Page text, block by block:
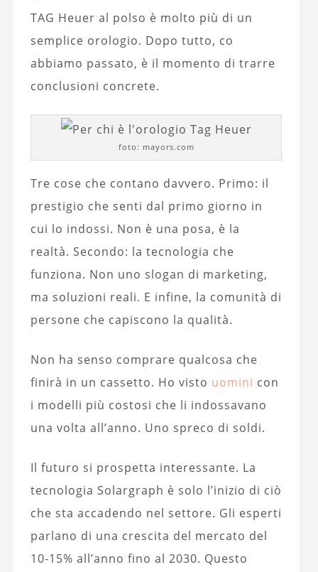
TAG Heuer al polso è molto più di un
semplice orologio. Dopo tutto, co
abbiamo passato, è il momento di trarre
conclusioni concrete.
foto: mayors.com
Tre cose che contano davvero. Primo: il
prestigio che senti dal primo giorno in
cui lo indossi. Non è una posa, è la
realtà. Secondo: la tecnologia che
funziona. Non uno slogan di marketing,
ma soluzioni reali. E infine, la comunità di
persone che capiscono la qualità.
Non ha senso comprare qualcosa che
finirà in un cassetto. Ho visto uomini con
i modelli più costosi che li indossavano
una volta all’anno. Uno spreco di soldi.
Il futuro si prospetta interessante. La
tecnologia Solargraph è solo l’inizio di ciò
che sta accadendo nel settore. Gli esperti
parlano di una crescita del mercato del
10-15% all’anno fino al 2030. Questo